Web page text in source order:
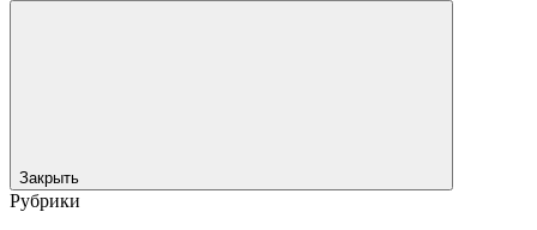
Закрыть
Рубрики